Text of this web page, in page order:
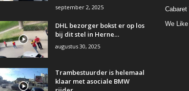
september 2, 2025
DHL bezorger bokst er op los
bij dit stel in Herne…
augustus 30, 2025
Trambestuurder is helemaal
klaar met asociale BMW
Cabaret
We